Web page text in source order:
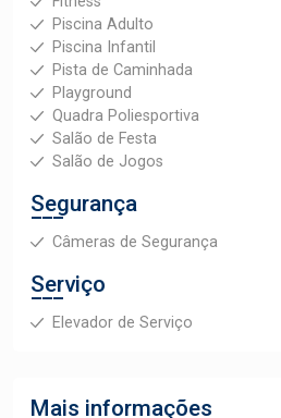
Piscina Adulto
Piscina Infantil
Pista de Caminhada
Playground
Quadra Poliesportiva
Salão de Festa
Salão de Jogos
Segurança
Câmeras de Segurança
Serviço
Elevador de Serviço
Mais informações